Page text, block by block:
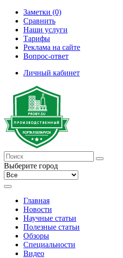
Заметки (0)
Сравнить
Наши услуги
Тарифы
Реклама на сайте
Вопрос-ответ
Личный кабинет
Выберите город
Главная
Новости
Научные статьи
Полезные статьи
Обзоры
Специальности
Видео